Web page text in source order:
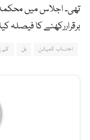
تھی۔ اجلاس میں
برقراررکھنے کا فیصلہ
احتساب کمیشن بل کے